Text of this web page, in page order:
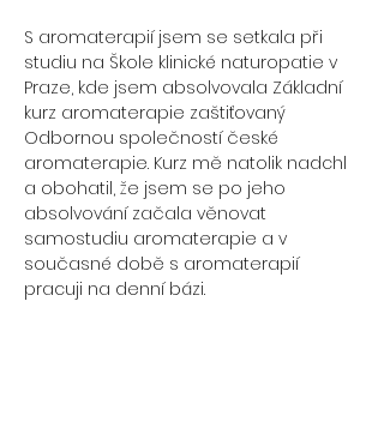
S aromaterapií jsem se setkala při
studiu na Škole klinické naturopatie v
Praze, kde jsem absolvovala Základní
kurz aromaterapie zaštiťovaný
Odbornou společností české
aromaterapie. Kurz mě natolik nadchl
a obohatil, že jsem se po jeho
absolvování začala věnovat
samostudiu aromaterapie a v
současné době s aromaterapií
pracuji na denní bázi.